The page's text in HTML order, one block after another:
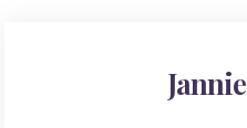
Jannie